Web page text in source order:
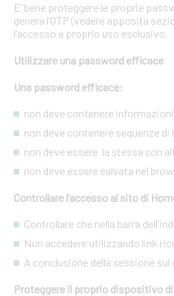
E’ bene proteggere le proprie
genera l’OTP (vedere apposita
l’accesso a proprio uso esclusivo.
Utilizzare una password efficace
Una password efficace:
non deve contenere
non deve contenere sequenze di
non deve essere la stessa con
non deve essere salvata nel
Controllare l’accesso al sito di
Controllare che nella barra
Non accedere utilizzando link
A conclusione della sessione
Proteggere il proprio dispositivo